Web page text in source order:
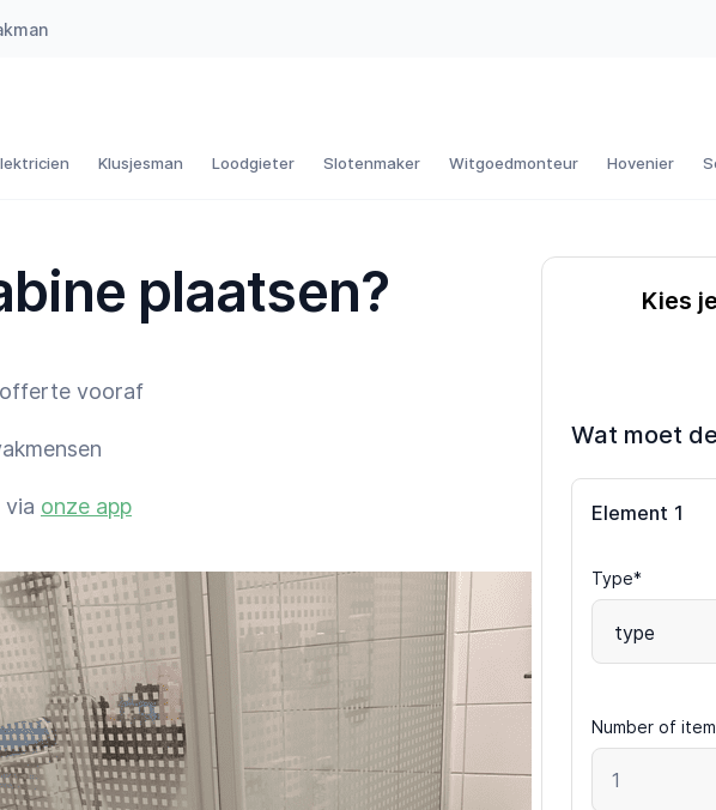
Klusjesman Loodgieter Slotenmaker Witgoedmonteur Hovenier
plaatsen?
vooraf
onze app
Kies
Wat moet
Element 1
Type*
type
Number of